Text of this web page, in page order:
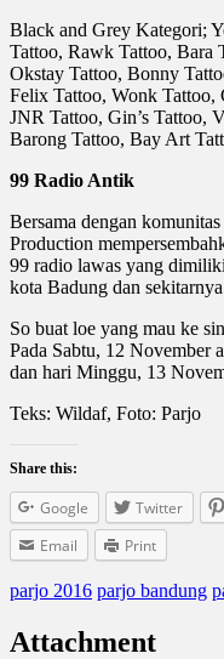
Black and Grey Kategori;
Tattoo, Rawk Tattoo, Bara
Okstay Tattoo, Bonny
Felix Tattoo, Wonk Tattoo,
JNR Tattoo, Gin’s Tattoo,
Barong Tattoo, Bay Art
99 Radio Antik
Bersama dengan
Production
99 radio lawas yang
kota Badung dan
So buat loe yang mau ke
Pada Sabtu, 12 November
dan hari Minggu, 13
Teks: Wildaf, Foto: Parjo
Share this:
Google Twitter
Email
Print
parjo 2016 parjo bandung
Attachment